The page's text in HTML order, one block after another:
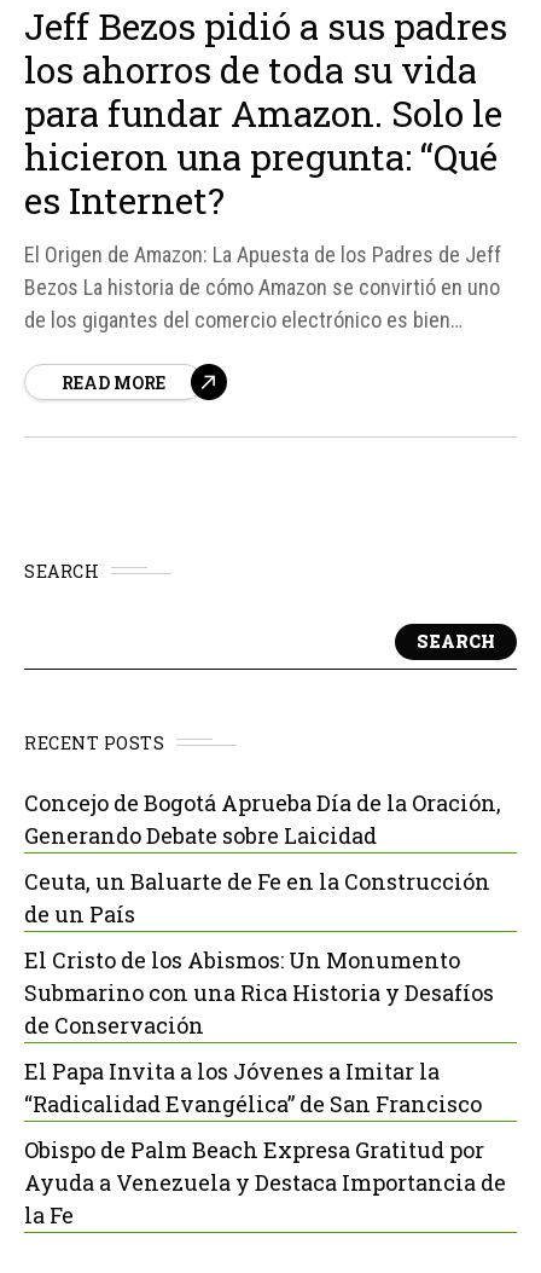
Jeff Bezos pidió a sus padres
los ahorros de toda su vida
para fundar Amazon. Solo le
hicieron una pregunta: “Qué
es Internet?
El Origen de Amazon: La Apuesta de los Padres de Jeff
Bezos La historia de cómo Amazon se convirtió en uno
de los gigantes del comercio electrónico es bien
riesgo y confianza. Según fuentes, en 1995, Jeff Bezos
READ MORE
SEARCH
SEARCH
RECENT POSTS
Concejo de Bogotá Aprueba Día de la Oración,
Generando Debate sobre Laicidad
Ceuta, un Baluarte de Fe en la Construcción
de un País
El Cristo de los Abismos: Un Monumento
Submarino con una Rica Historia y Desafíos
de Conservación
El Papa Invita a los Jóvenes a Imitar la
“Radicalidad Evangélica” de San Francisco
Obispo de Palm Beach Expresa Gratitud por
Ayuda a Venezuela y Destaca Importancia de
la Fe